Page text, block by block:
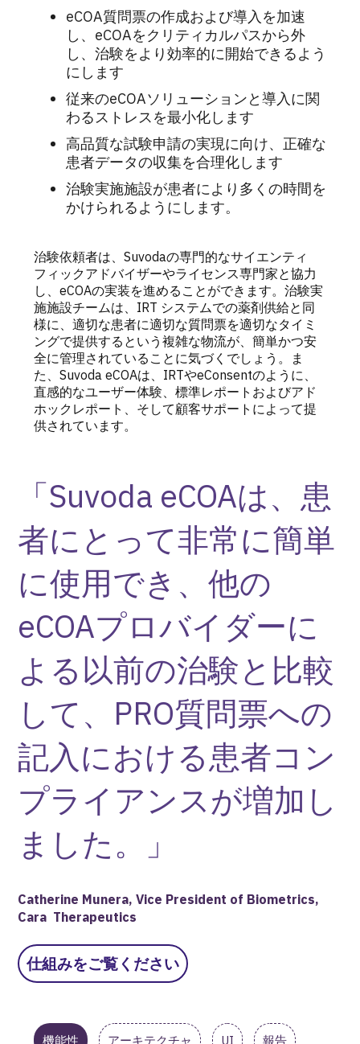
eCOA質問票の作成および導入を加速
し、eCOAをクリティカルパスから外
し、治験をより効率的に開始できるよう
にします
従来のeCOAソリューションと導入に関
わるストレスを最小化します
高品質な試験申請の実現に向け、正確な
患者データの収集を合理化します
治験実施施設が患者により多くの時間を
かけられるようにします。
治験依頼者は、Suvodaの専門的なサイエンティ
フィックアドバイザーやライセンス専門家と協力
し、eCOAの実装を進めることができます。治験実
施施設チームは、IRT システムでの薬剤供給と同
様に、適切な患者に適切な質問票を適切なタイミ
ングで提供するという複雑な物流が、簡単かつ安
全に管理されていることに気づくでしょう。ま
た、Suvoda eCOAは、IRTやeConsentのように、
直感的なユーザー体験、標準レポートおよびアド
ホックレポート、そして顧客サポートによって提
供されています。
「Suvoda eCOAは、患
者にとって非常に簡単
に使用でき、他の
eCOAプロバイダーに
よる以前の治験と比較
して、 PRO質問票への
記入における患者コン
プライアンスが増加し
ました。」
Catherine Munera, Vice President of Biometrics,
Cara Therapeutics
仕組みをご覧ください
機能性 アーキテクチャ UI 報告